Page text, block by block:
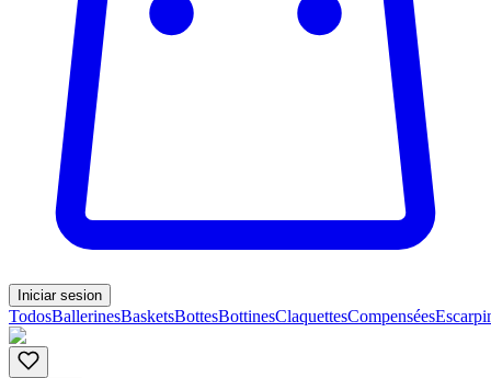
Iniciar sesion
TodosBallerinesBasketsBottesBottinesClaquettesCompensées